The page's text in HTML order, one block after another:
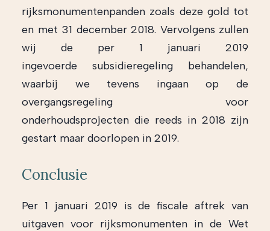
rijksmonumentenpanden zoals deze gold tot
en met 31 december 2018. Vervolgens zullen
wij de per 1 januari 2019
ingevoerde subsidieregeling behandelen,
waarbij we tevens ingaan op de
overgangsregeling voor
onderhoudsprojecten die reeds in 2018 zijn
gestart maar doorlopen in 2019.
Conclusie
Per 1 januari 2019 is de fiscale aftrek van
uitgaven voor rijksmonumenten in de Wet